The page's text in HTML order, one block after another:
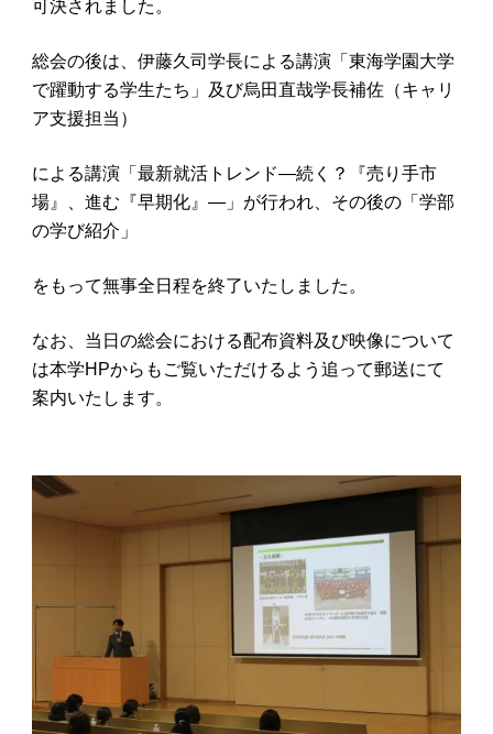
可決されました。
総会の後は、伊藤久司学長による講演「東海学園大学
で躍動する学生たち」及び烏田直哉学長補佐（キャリ
ア支援担当）
による講演「最新就活トレンド―続く？『売り手市
場』、進む『早期化』―」が行われ、その後の「学部
の学び紹介」
をもって無事全日程を終了いたしました。
なお、当日の総会における配布資料及び映像について
は本学HPからもご覧いただけるよう追って郵送にて
案内いたします。